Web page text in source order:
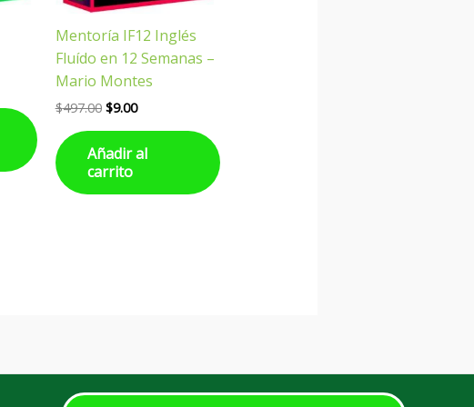
Mentoría IF12 Inglés
Fluído en 12 Semanas –
Mario Montes
$497.00 $9.00
Añadir al
carrito